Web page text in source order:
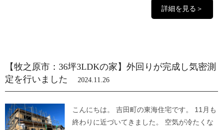
詳細を見る＞
【牧之原市：36坪3LDKの家】外回りが完成し気密測
定を行いました
2024.11.26
こんにちは。 吉田町の東海住宅です。 11月も
終わりに近づいてきました。 空気が冷たくな